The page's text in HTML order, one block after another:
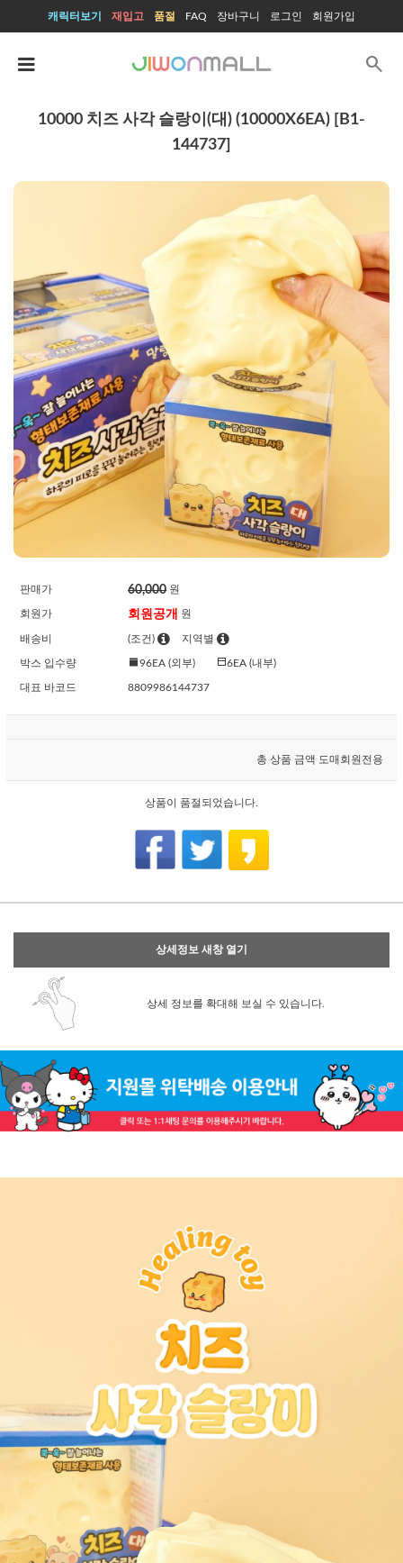
캐릭터보기 재입고 품절 FAQ 장바구니 로그인 회원가입
search
10000 치즈 사각 슬랑이(대) (10000X6EA) [B1-
144737]
판매가 60,000원
회원가 회원공개 원
배송비 (조건) 지역별
박스 입수량 96EA (외부) 6EA (내부)
대표 바코드 8809986144737
총 상품 금액 도매회원전용
상품이 품절되었습니다.
상세정보 새창 열기
상세 정보를 확대해 보실 수 있습니다.